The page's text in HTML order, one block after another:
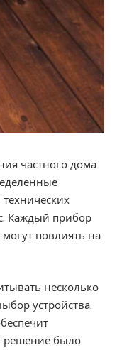
частного дома
Каждый прибор
повлиять на
несколько
устройства,
решение было